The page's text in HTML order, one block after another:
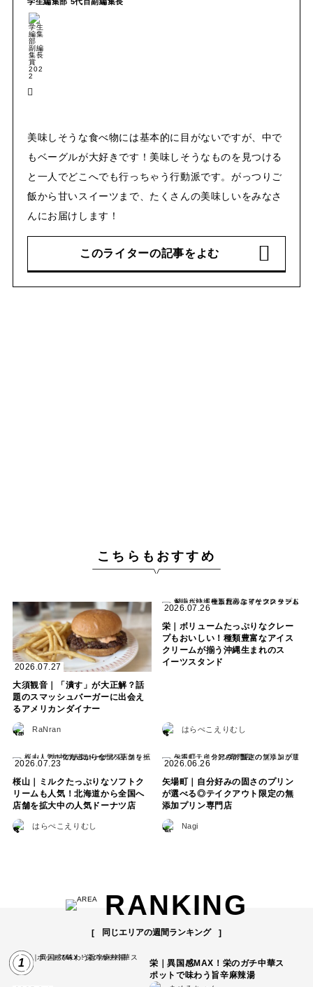
美味しそうな食べ物には基本的に目がないですが、中で
もベーグルが大好きです！美味しそうなものを見つける
と一人でどこへでも行っちゃう行動派です。がっつりご
飯から甘いスイーツまで、たくさんの美味しいをみなさ
んにお届けします！
このライターの記事をよむ
こちらもおすすめ
2026.07.27
大須観音｜「潰す」が大正解？話
題のスマッシュバーガーに出会え
るアメリカンダイナー
RaNran
2026.07.26
栄｜ボリュームたっぷりなクレー
プもおいしい！種類豊富なアイス
クリームが揃う沖縄生まれのス
イーツスタンド
はらぺこえりむし
2026.07.23
桜山｜ミルクたっぷりなソフトク
リームも人気！北海道から全国へ
店舗を拡大中の人気ドーナツ店
はらぺこえりむし
2026.06.26
矢場町｜自分好みの固さのプリン
が選べる◎テイクアウト限定の無
添加プリン専門店
Nagi
RANKING
同じエリアの週間ランキング
1
栄｜異国感MAX！栄のガチ中華ス
ポットで味わう旨辛麻辣湯